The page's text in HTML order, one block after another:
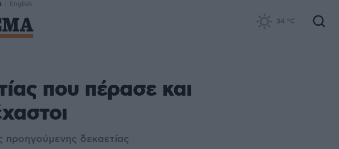
English
34 °C
που πέρασε και
προηγούμενης δεκαετίας